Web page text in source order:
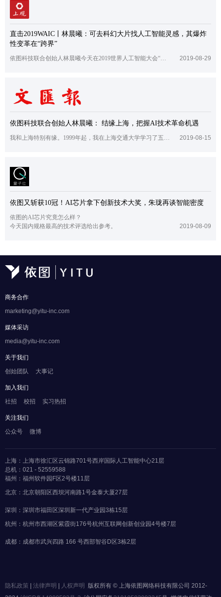
直击2019WAIC丨林晨曦：可去科幻大片找人工智能灵感，其爆炸
性变革在“跨界”
依图科技联合创始人林晨曦今天在2019世界人工智能大会“产业发展”主论坛上表示，人工智能依然如10年前那样，有着巨大的想象空间，“这个行业是由好奇心和想象 2019-08-29
依图科技联合创始人林晨曦： 结缘上海，把握AI技术革命机遇
我和上海特别有缘。1999年起，我在上海交通大学学习了五年，毕业后离开了一段时间。再次回到上海是2012年。 2019-08-15
依图又斩获10冠！AI芯片拿下创新技术大奖，朱珑再谈智能密度
依图的AI芯片究竟怎么样？
今天国内规格最高的技术评选给出参考。
2019-08-09
商务合作
marketing@yitu-inc.com
媒体采访
media@yitu-inc.com
关于我们
创始团队
大事记
加入我们
社招
校招 实习热招
关注我们
公众号
微博
上海：上海市徐汇区云锦路701号西岸国际人工智能中心21层
总机：021 - 52559588
福州：福州软件园F区2号楼11层
北京：北京朝阳区西坝河南路1号金泰大厦27层
深圳：深圳市福田区深圳新一代产业园3栋15层
杭州：杭州市西湖区紫霞街176号杭州互联网创新创业园4号楼7层
成都：成都市武兴四路 166 号西部智谷D区3栋2层
隐私政策 法律声明 人权声明
版权所有 © 上海依图网络科技有限公司 2012-